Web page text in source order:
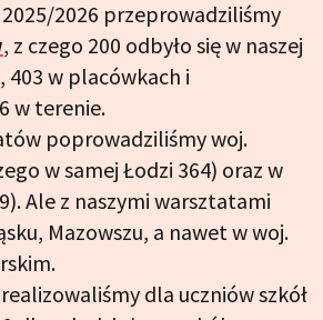
2026 przeprowadziliśmy
, z czego 200 odbyło się w naszej
w placówkach i
w terenie.
poprowadziliśmy woj.
w samej Łodzi 364) oraz w
Ale z naszymi warsztatami
Mazowszu, a nawet w woj.
dla uczniów szkół